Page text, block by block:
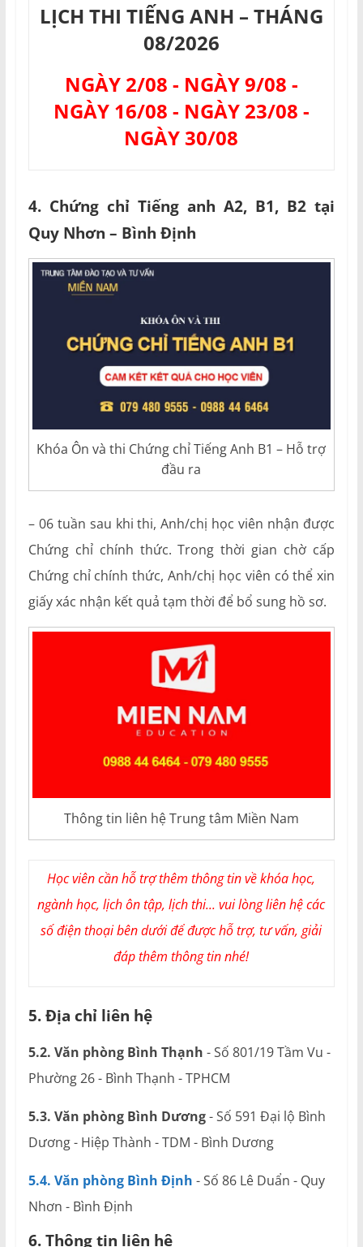
LỊCH THI TIẾNG ANH – THÁNG
08/2026
NGÀY 2/08 - NGÀY 9/08 -
NGÀY 16/08 - NGÀY 23/08 -
NGÀY 30/08
4. Chứng chỉ Tiếng anh A2, B1, B2 tại
Quy Nhơn – Bình Định
Khóa Ôn và thi Chứng chỉ Tiếng Anh B1 – Hỗ trợ
đầu ra
– 06 tuần sau khi thi, Anh/chị học viên nhận được
Chứng chỉ chính thức. Trong thời gian chờ cấp
Chứng chỉ chính thức, Anh/chị học viên có thể xin
giấy xác nhận kết quả tạm thời để bổ sung hồ sơ.
Thông tin liên hệ Trung tâm Miền Nam
Học viên cần hỗ trợ thêm thông tin về khóa học,
ngành học, lịch ôn tập, lịch thi... vui lòng liên hệ các
số điện thoại bên dưới để được hỗ trợ, tư vấn, giải
đáp thêm thông tin nhé!
5. Địa chỉ liên hệ
5.2. Văn phòng Bình Thạnh - Số 801/19 Tầm Vu -
Phường 26 - Bình Thạnh - TPHCM
5.3. Văn phòng Bình Dương- Số 591 Đại lộ Bình
Dương - Hiệp Thành - TDM - Bình Dương
5.4. Văn phòng Bình Định - Số 86 Lê Duẩn - Quy
Nhơn - Bình Định
6. Thông tin liên hệ